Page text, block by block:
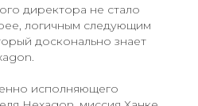
директора не стало
логичным следующим
досконально знает
исполняющего